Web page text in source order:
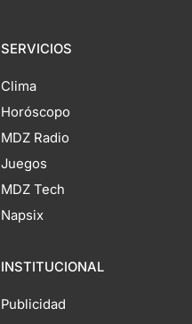
SERVICIOS
Clima
Horóscopo
MDZ Radio
Juegos
MDZ Tech
Napsix
INSTITUCIONAL
Publicidad